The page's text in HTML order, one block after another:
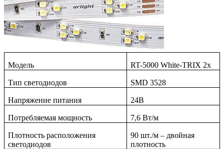
Модель RT-5000 White-TRIX 2x
Тип светодиодов SMD3528
Напряжение питания 24В
Потребляемая мощность 7,6 Вт/м
Плотность расположения
светодиодов
90 шт./м– двойная
плотность